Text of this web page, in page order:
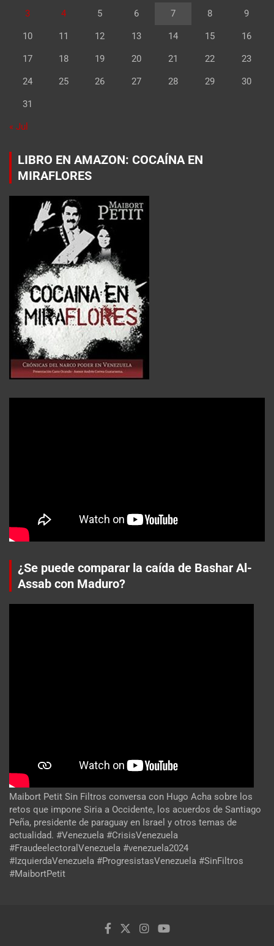
3 4 5 6 7 8 9
10 11 12 13 14 15 16
17 18 19 20 21 22 23
24 25 26 27 28 29 30
31
« Jul
LIBRO EN AMAZON: COCAÍNA EN
MIRAFLORES
¿Se puede comparar la caída de Bashar Al-
Assab con Maduro?
Maibort Petit Sin Filtros conversa con Hugo Acha sobre los
retos que impone Siria a Occidente, los acuerdos de Santiago
Peña, presidente de paraguay en Israel y otros temas de
actualidad. #Venezuela #CrisisVenezuela
#FraudeelectoralVenezuela #venezuela2024
#IzquierdaVenezuela #ProgresistasVenezuela #SinFiltros
#MaibortPetit